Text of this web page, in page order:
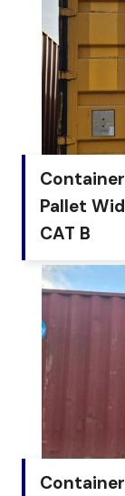
Pallet
CAT B